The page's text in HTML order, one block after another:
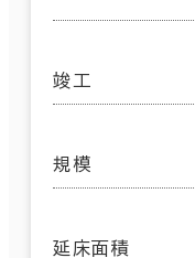
竣工
規模
延床面積